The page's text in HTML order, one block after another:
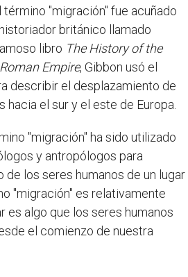
"migración" fue acuñado
británico llamado
libro The History of the
Empire, Gibbon usó el
describir el desplazamiento de
hacia el sur y el este de Europa.
"migración" ha sido utilizado
y antropólogos para
los seres humanos de un lugar
"migración" es relativamente
es algo que los seres humanos
el comienzo de nuestra